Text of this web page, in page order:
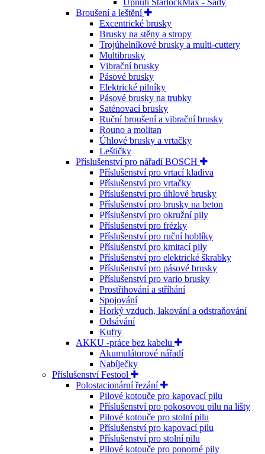
Upnutí StarlockMax - Sady
Broušení a leštění
Excentrické brusky
Brusky na stěny a stropy
Trojúhelníkové brusky a multi-cuttery
Multibrusky
Vibrační brusky
Pásové brusky
Elektrické pilníky
Pásové brusky na trubky
Saténovací brusky
Ruční broušení a vibrační brusky
Rouno a molitan
Úhlové brusky a vrtačky
Leštičky
Příslušenství pro nářadí BOSCH
Příslušenství pro vrtací kladiva
Příslušenství pro vrtačky
Příslušenství pro úhlové brusky
Příslušenství pro brusky na beton
Příslušenství pro okružní pily
Příslušenství pro frézky
Příslušenství pro ruční hoblíky
Příslušenství pro kmitací pily
Příslušenství pro elektrické škrabky
Příslušenství pro pásové brusky
Příslušenství pro vario brusky
Prostřihování a stříhání
Spojování
Horký vzduch, lakování a odstraňování
Odsávání
Kufry
AKKU -práce bez kabelu
Akumulátorové nářadí
Nabíječky
Příslušenství Festool
Polostacionární řezání
Pilové kotouče pro kapovací pilu
Příslušenství pro pokosovou pilu na lišty
Pilové kotouče pro stolní pilu
Příslušenství pro kapovací pilu
Příslušenství pro stolní pilu
Pilové kotouče pro ponorné pily